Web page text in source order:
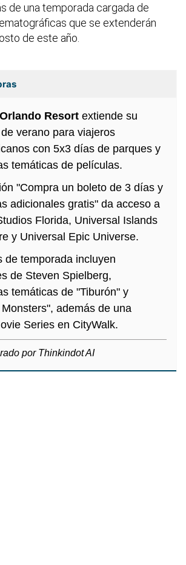
de una temporada cargada de
que se extenderán
de este año.
Resort extiende su
verano para viajeros
con 5x3 días de parques y
temáticas de películas.
"Compra un boleto de 3 días y
adicionales gratis" da acceso a
Florida, Universal Islands
y Universal Epic Universe.
de temporada incluyen
de Steven Spielberg,
temáticas de "Tiburón" y
además de una
Series en CityWalk.
por Thinkindot AI